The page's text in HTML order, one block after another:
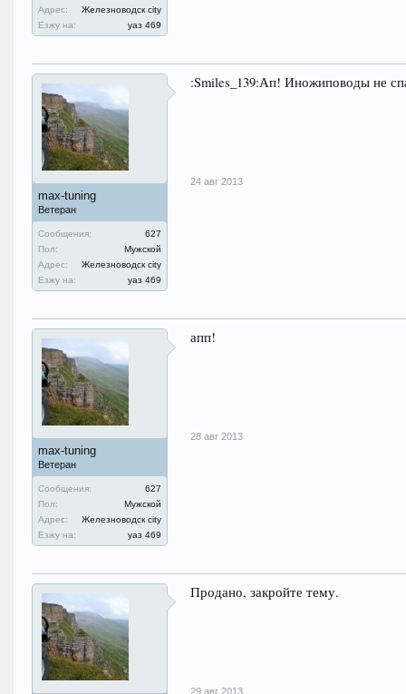
Адрес:
Железноводск city
Езжу на:
уаз 469
max-tuning
Ветеран
Сообщения:
627
Пол:
Мужской
Адрес:
Железноводск city
Езжу на:
уаз 469
:Smiles_139:Ап! Иножиповоды не
24 авг 2013
max-tuning
Ветеран
Сообщения:
627
Пол:
Мужской
Адрес:
Железноводск city
Езжу на:
уаз 469
апп!
28 авг 2013
Продано, закройте тему.
29 авг 2013